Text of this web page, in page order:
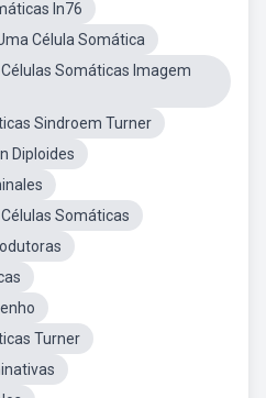
In76
Célula Somática
Somáticas Imagem
Sindroem Turner
Diploides
Somáticas
Turner